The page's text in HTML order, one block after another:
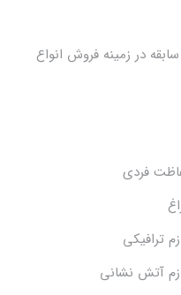
۲۰ سال سابقه در زمینه فروش انواع
فردی
ترافیکی
آتش نشانی